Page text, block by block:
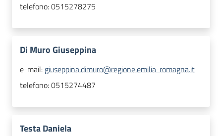
telefono:0515278275
Di Muro Giuseppina
e-mail: giuseppina.dimuro@regione.emilia-romagna.it
telefono:0515274487
Testa Daniela